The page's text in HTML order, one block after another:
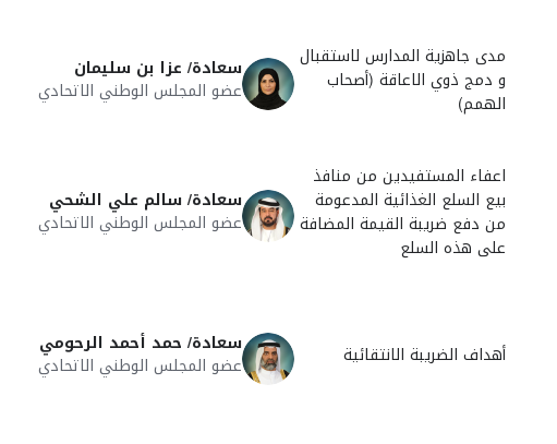
مدى جاهزية المدارس لاستقبال
و دمج ذوي الاعاقة (أصحاب
الهمم)
سعادة/ عزا بن سليمان
عضو المجلس الوطني الاتحادي
اعفاء المستفيدين من منافذ
بيع السلع الغذائية المدعومة
من دفع ضريبة القيمة المضافة
على هذه السلع
سعادة/ سالم علي الشحي
عضو المجلس الوطني الاتحادي
أهداف الضريبة الانتقائية سعادة/ حمد أحمد الرحومي
عضو المجلس الوطني الاتحادي